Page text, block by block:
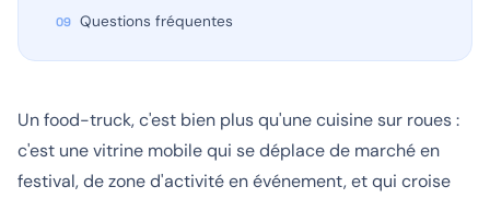
Questions fréquentes
Un food-truck, c'est bien plus qu'une cuisine sur roues :
c'est une vitrine mobile qui se déplace de marché en
festival, de zone d'activité en événement, et qui croise